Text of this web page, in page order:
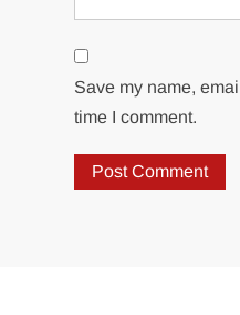
Save my name,
time I comment.